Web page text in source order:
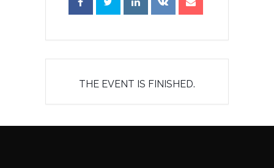
THE EVENT IS FINISHED.